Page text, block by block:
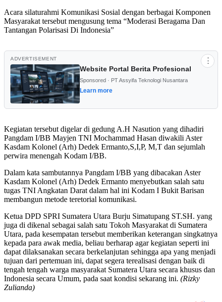
Acara silaturahmi Komunikasi Sosial dengan berbagai Komponen
Masyarakat tersebut mengusung tema “Moderasi Beragama Dan
Tantangan Polarisasi Di Indonesia”
ADVERTISEMENT ⋮
Website Portal Berita Profesional
Sponsored · PT Assyifa Teknologi Nusantara
Learn more
Kegiatan tersebut digelar di gedung A.H Nasution yang dihadiri
Pangdam I/BB Mayjen TNI Mochammad Hasan diwakili Aster
Kasdam Kolonel (Arh) Dedek Ermanto,S,I,P, M,T dan sejumlah
perwira menengah Kodam I/BB.
Dalam kata sambutannya Pangdam I/BB yang dibacakan Aster
Kasdam Kolonel (Arh) Dedek Ermanto menyebutkan salah satu
tugas TNI Angkatan Darat dalam hal ini Kodam I Bukit Barisan
membangun metode teretorial komunikasi.
Ketua DPD SPRI Sumatera Utara Burju Simatupang ST.SH. yang
juga di dikenal sebagai salah satu Tokoh Masyarakat di Sumatera
Utara, pada kesempatan tersebut memberikan keterangan singkatnya
kepada para awak media, beliau berharap agar kegiatan seperti ini
dapat dilaksanakan secara berkelanjutan sehingga apa yang menjadi
tujuan dari pertemuan ini, dapat segera terealisasi dengan baik di
tengah tengah warga masyarakat Sumatera Utara secara khusus dan
Indonesia secara Umum, pada saat kondisi sekarang ini. (Rizky
Zulianda)